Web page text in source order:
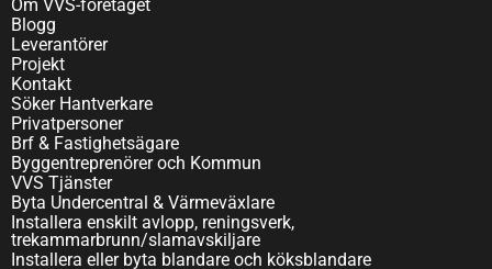
Om VVS-företaget
Blogg
Leverantörer
Projekt
Kontakt
Söker Hantverkare
Privatpersoner
Brf & Fastighetsägare
Byggentreprenörer och Kommun
VVS Tjänster
Byta Undercentral & Värmeväxlare
Installera enskilt avlopp, reningsverk,
trekammarbrunn/slamavskiljare
Installera eller byta blandare och köksblandare